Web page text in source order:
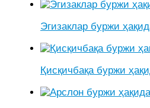
Эгизаклар буржи
Қисқичбақа буржи